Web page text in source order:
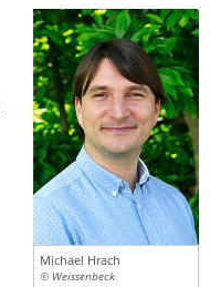
Michael Hrach
© Weissenbeck